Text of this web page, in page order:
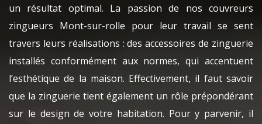
un résultat optimal. La passion de nos couvreurs
zingueurs Mont-sur-rolle pour leur travail se sent
travers leurs réalisations : des accessoires de zinguerie
installés conformément aux normes, qui accentuent
l’esthétique de la maison. Effectivement, il faut savoir
que la zinguerie tient également un rôle prépondérant
sur le design de votre habitation. Pour y parvenir, il